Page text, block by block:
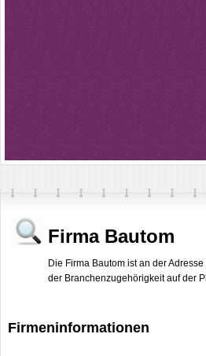
Firma Bautom
Die Firma Bautom ist an der
der Branchenzugehörigkeit auf der
Firmeninformationen